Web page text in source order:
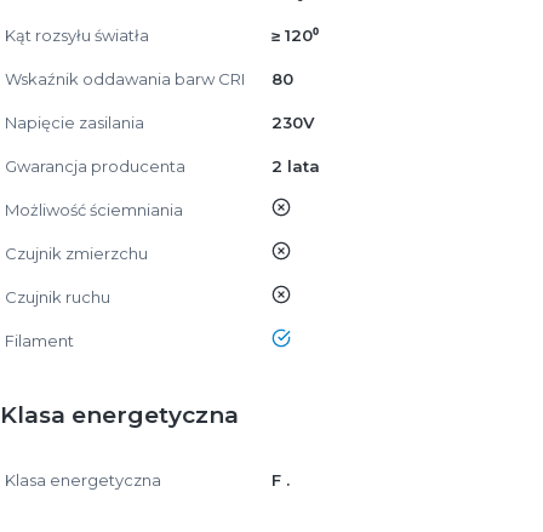
Kąt rozsyłu światła ≥ 120⁰
Wskaźnik oddawania barw CRI 80
Napięcie zasilania 230V
Gwarancja producenta 2 lata
Możliwość ściemniania nie
Czujnik zmierzchu nie
Czujnik ruchu nie
Filament tak
Klasa energetyczna
Klasa energetyczna F .